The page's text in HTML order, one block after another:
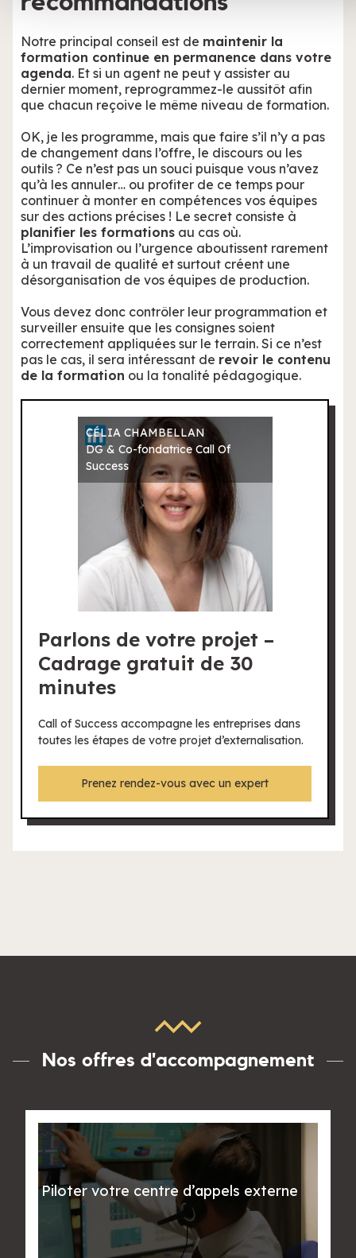
Notre principal conseil est de maintenir la
formation continue en permanence dans votre
agenda. Et si un agent ne peut y assister au
dernier moment, reprogrammez-le aussitôt afin
que chacun reçoive le même niveau de formation.
OK, je les programme, mais que faire s’il n’y a pas
de changement dans l’offre, le discours ou les
outils ? Ce n’est pas un souci puisque vous n’avez
qu’à les annuler… ou profiter de ce temps pour
continuer à monter en compétences vos équipes
sur des actions précises ! Le secret consiste à
planifier les formations au cas où.
L’improvisation ou l’urgence aboutissent rarement
à un travail de qualité et surtout créent une
désorganisation de vos équipes de production.
Vous devez donc contrôler leur programmation et
surveiller ensuite que les consignes soient
correctement appliquées sur le terrain. Si ce n’est
pas le cas, il sera intéressant de revoir le contenu
de la formation ou la tonalité pédagogique.
CÉLIA CHAMBELLAN
DG & Co-fondatrice Call Of
Success
Parlons de votre projet –
Cadrage gratuit de 30
minutes
Call of Success accompagne les entreprises dans
toutes les étapes de votre projet d’externalisation.
Prenez rendez-vous avec un expert
Nos offres d'accompagnement
Piloter votre centre d’appels externe